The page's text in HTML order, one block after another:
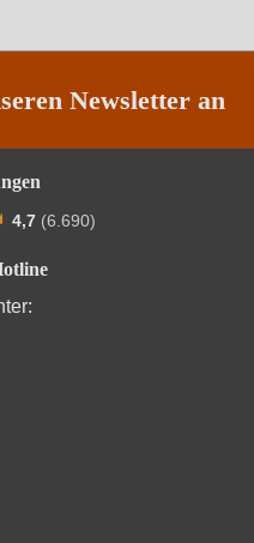
Weiß
Newsletter an
4,7 (6.690)